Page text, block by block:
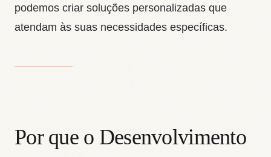
podemos criar soluções personalizadas que
atendam às suas necessidades específicas.
Por que o Desenvolvimento